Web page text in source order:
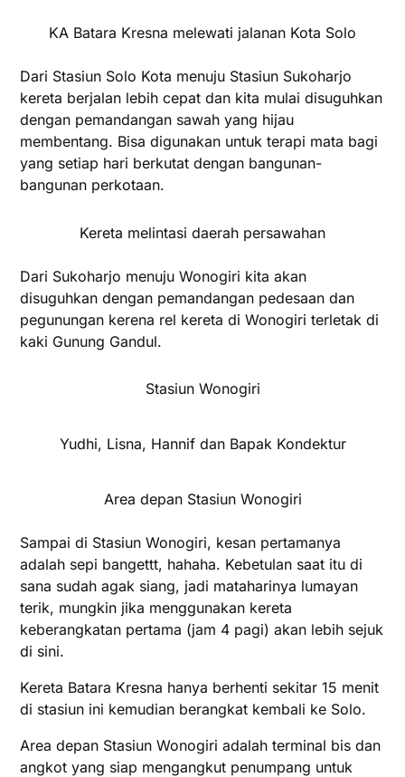
KA Batara Kresna melewati jalanan Kota Solo
Dari Stasiun Solo Kota menuju Stasiun Sukoharjo
kereta berjalan lebih cepat dan kita mulai disuguhkan
dengan pemandangan sawah yang hijau
membentang. Bisa digunakan untuk terapi mata bagi
yang setiap hari berkutat dengan bangunan-
bangunan perkotaan.
Kereta melintasi daerah persawahan
Dari Sukoharjo menuju Wonogiri kita akan
disuguhkan dengan pemandangan pedesaan dan
pegunungan kerena rel kereta di Wonogiri terletak di
kaki Gunung Gandul.
Stasiun Wonogiri
Yudhi, Lisna, Hannif dan Bapak Kondektur
Area depan Stasiun Wonogiri
Sampai di Stasiun Wonogiri, kesan pertamanya
adalah sepi bangettt, hahaha. Kebetulan saat itu di
sana sudah agak siang, jadi mataharinya lumayan
terik, mungkin jika menggunakan kereta
keberangkatan pertama (jam 4 pagi) akan lebih sejuk
di sini.
Kereta Batara Kresna hanya berhenti sekitar 15 menit
di stasiun ini kemudian berangkat kembali ke Solo.
Area depan Stasiun Wonogiri adalah terminal bis dan
angkot yang siap mengangkut penumpang untuk